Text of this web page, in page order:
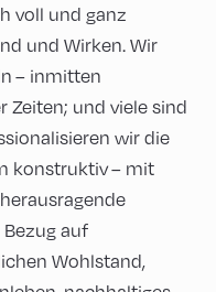
voll und ganz
und Wirken. Wir
– inmitten
Zeiten; und viele sind
wir die
konstruktiv – mit
auf
Wohlstand,